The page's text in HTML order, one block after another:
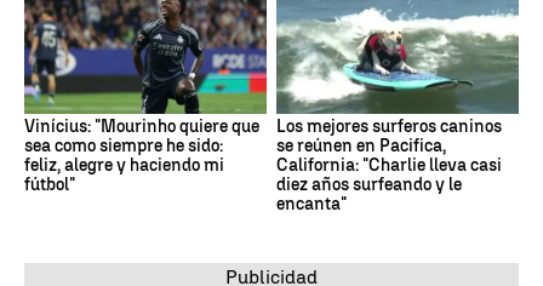
Vinícius: "Mourinho quiere que
sea como siempre he sido:
feliz, alegre y haciendo mi
fútbol"
Los mejores surferos caninos
se reúnen en Pacifica,
California: "Charlie lleva casi
diez años surfeando y le
encanta"